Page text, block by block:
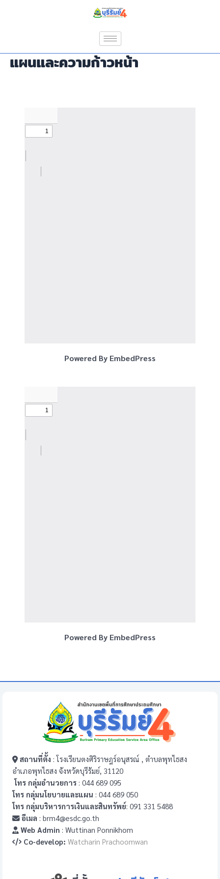
แผนและความก้าวหน้า
Powered By EmbedPress
Powered By EmbedPress
สถานที่ตั้ง : โรงเรียนตงศิริราษฎร์อนุสรณ์ , ตำบลพุทไธสง
อำเภอพุทไธสง จังหวัดบุรีรัมย์, 31120
โทร กลุ่มอำนวยการ : 044 689 095
โทร กลุ่มนโยบายและแผน : 044 689 050
โทร กลุ่มบริหารการเงินและสินทรัพย์: 091 331 5488
อีเมล : brm4@esdc.go.th
Web Admin : Wuttinan Ponnikhom
Co-develop: Watcharin Prachoomwan